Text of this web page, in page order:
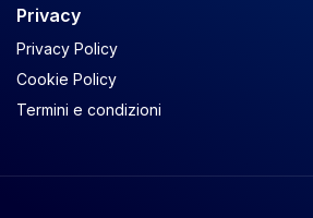
Privacy
Privacy Policy
Cookie Policy
Termini e condizioni